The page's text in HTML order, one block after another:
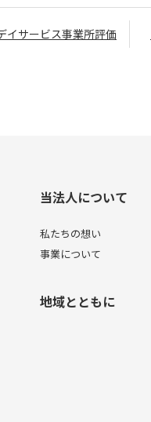
サービス事業所評価
当法人について
私たちの想い
事業について
地域とともに